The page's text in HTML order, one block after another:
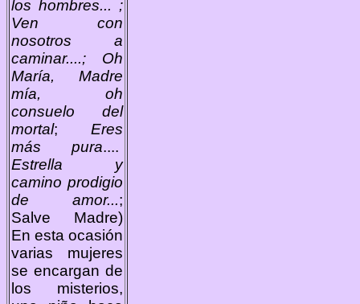
los hombres... ;
Ven con
nosotros a
caminar....; Oh
María, Madre
mía, oh
consuelo del
mortal;Eres
más pura....
Estrella y
camino prodigio
de amor...;
Salve Madre)
En esta ocasión
varias mujeres
se encargan de
los misterios,